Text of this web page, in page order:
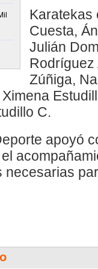
Karatekas
Cuesta,
Julián
Rodríguez
Zúñiga,
C.
apoyó